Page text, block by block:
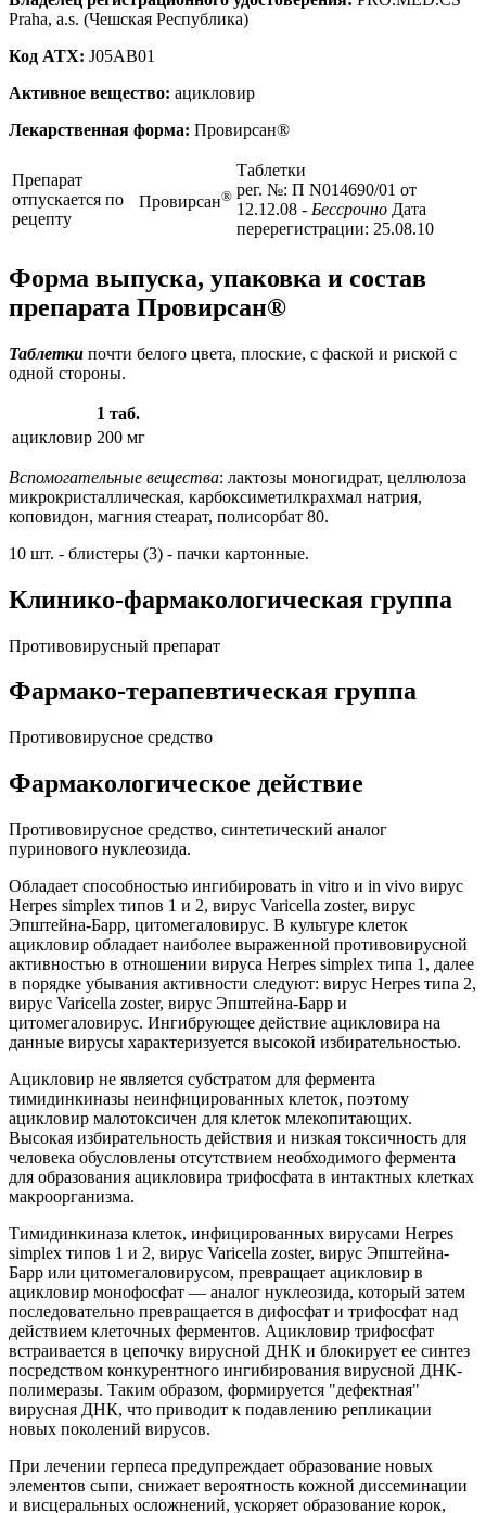
Praha, a.s. (Чешская Республика)
Код ATX: J05AB01
Активное вещество: ацикловир
Лекарственная форма: Провирсан®
Препарат
отпускается по
рецепту
Провирсан®
Таблетки
рег. №: П N014690/01 от
12.12.08 - Бессрочно Дата
перерегистрации: 25.08.10
Форма выпуска, упаковка и состав
препарата Провирсан®
Таблетки почти белого цвета, плоские, с фаской и риской с
одной стороны.
1 таб.
ацикловир 200 мг
Вспомогательные вещества: лактозы моногидрат, целлюлоза
микрокристаллическая, карбоксиметилкрахмал натрия,
коповидон, магния стеарат, полисорбат 80.
10 шт. - блистеры (3) - пачки картонные.
Клинико-фармакологическая группа
Противовирусный препарат
Фармако-терапевтическая группа
Противовирусное средство
Фармакологическое действие
Противовирусное средство, синтетический аналог
пуринового нуклеозида.
Обладает способностью ингибировать in vitro и in vivo вирус
Herpes simplex типов 1 и 2, вирус Varicella zoster, вирус
Эпштейна-Барр, цитомегаловирус. В культуре клеток
ацикловир обладает наиболее выраженной противовирусной
активностью в отношении вируса Herpes simplex типа 1, далее
в порядке убывания активности следуют: вирус Herpes типа 2,
вирус Varicella zoster, вирус Эпштейна-Барр и
цитомегаловирус. Ингибрующее действие ацикловира на
данные вирусы характеризуется высокой избирательностью.
Ацикловир не является субстратом для фермента
тимидинкиназы неинфицированных клеток, поэтому
ацикловир малотоксичен для клеток млекопитающих.
Высокая избирательность действия и низкая токсичность для
человека обусловлены отсутствием необходимого фермента
для образования ацикловира трифосфата в интактных клетках
макроорганизма.
Тимидинкиназа клеток, инфицированных вирусами Herpes
simplex типов 1 и 2, вирус Varicella zoster, вирус Эпштейна-
Барр или цитомегаловирусом, превращает ацикловир в
ацикловир монофосфат — аналог нуклеозида, который затем
последовательно превращается в дифосфат и трифосфат над
действием клеточных ферментов. Ацикловир трифосфат
встраивается в цепочку вирусной ДНК и блокирует ее синтез
посредством конкурентного ингибирования вирусной ДНК-
полимеразы. Таким образом, формируется "дефектная"
вирусная ДНК, что приводит к подавлению репликации
новых поколений вирусов.
При лечении герпеса предупреждает образование новых
элементов сыпи, снижает вероятность кожной диссеминации
и висцеральных осложнений, ускоряет образование корок,